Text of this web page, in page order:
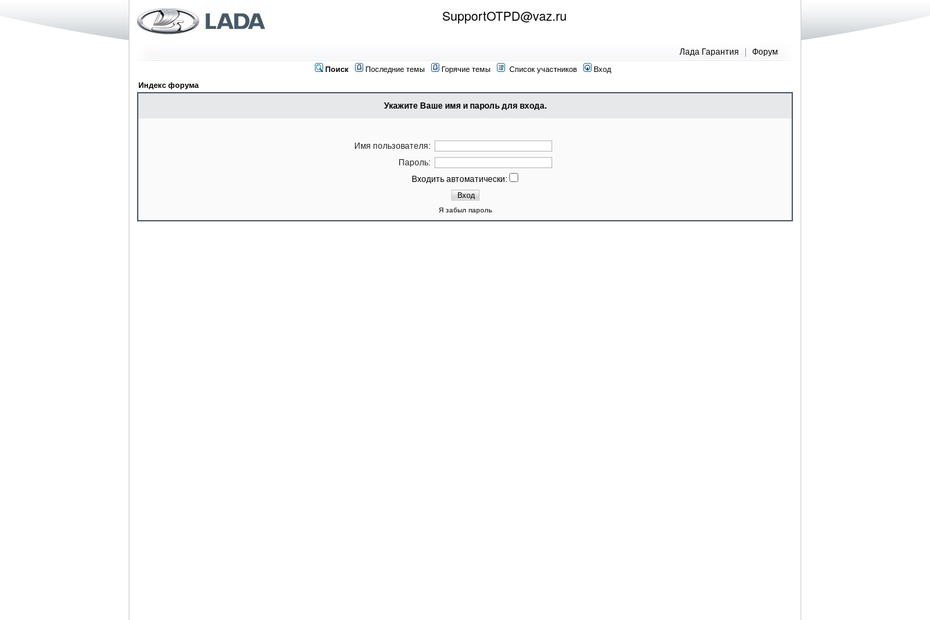
SupportOTPD@vaz.ru
Лада Гарантия | Форум
Поиск Последние темы Горячие темы Список участников
Вход
Индекс форума
Укажите Ваше имя и пароль для входа.
Имя пользователя:
Пароль:
Входить автоматически:
Я забыл пароль